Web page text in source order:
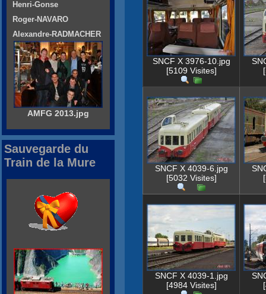
SNCF X 3976-10.jpg
[5109 Visites]
SNCF X 4039-6.jpg
[5032 Visites]
SNCF X 4039-1.jpg
[4984 Visites]
Henri-Gonse
Roger-NAVARO
Alexandre-RADMACHER
AMFG 2013.jpg
Sauvegarde du
Train de la Mure